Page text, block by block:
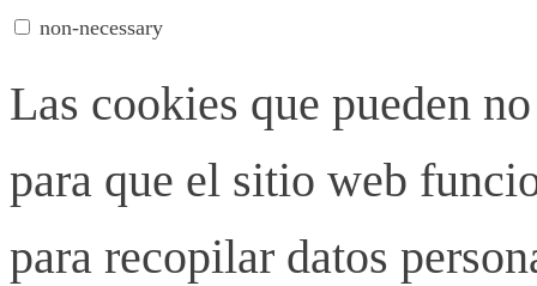
non-necessary
Las cookies que pueden
para que el sitio web
para recopilar datos